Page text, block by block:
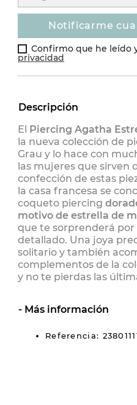
notificarme
Confirmo que he leído
privacidad
Descripción
El Piercing Agatha
la nueva colección de
Grau y lo hace con
las mujeres que sirven
confección de estas
la casa francesa se
coqueto piercing
motivo de estrella de
que te sorprenderá
detallado. Una joya
solitario y también
complementos de la
y no te pierdas las
Más información
Referencia: